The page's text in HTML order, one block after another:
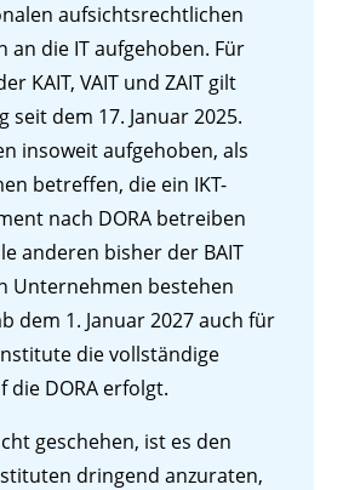
aufsichtsrechtlichen
an die IT aufgehoben. Für
KAIT, VAIT und ZAIT gilt
seit dem 17. Januar 2025.
insoweit aufgehoben, als
betreffen, die ein IKT-
nach DORA betreiben
anderen bisher der BAIT
Unternehmen bestehen
dem 1. Januar 2027 auch für
die vollständige
die DORA erfolgt.
geschehen, ist es den
dringend anzuraten,